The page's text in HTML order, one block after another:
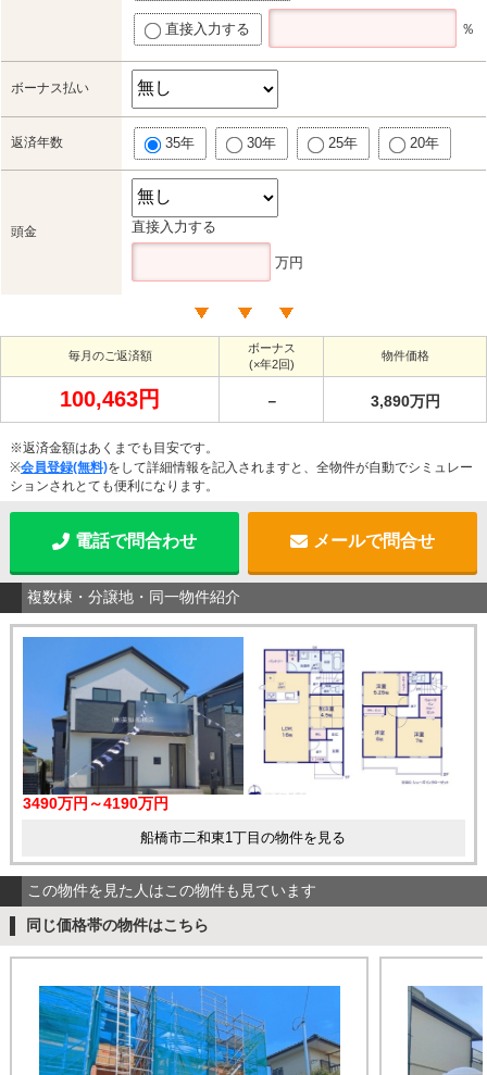
直接入力する ％
ボーナス払い
返済年数 35年 30年 25年 20年
頭金 直接入力する
万円
毎月のご返済額
ボーナス
(×年2回)
物件価格
100,463円 － 3,890万円
※返済金額はあくまでも目安です。
※会員登録(無料)をして詳細情報を記入されますと、全物件が自動でシミュレー
ションされとても便利になります。
電話で問合わせ メールで問合せ
複数棟・分譲地・同一物件紹介
3490万円～4190万円
船橋市二和東1丁目の物件を見る
この物件を見た人はこの物件も見ています
同じ価格帯の物件はこちら